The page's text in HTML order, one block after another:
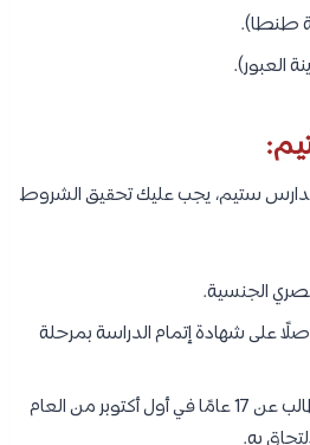
طنطا).
العبور).
ستيم، يجب عليك تحقيق الشروط
الجنسية.
على شهادة إتمام الدراسة بمرحلة
كما يجب ألا يزيد عمر الطالب عن 17 عامًا في أول أكتوبر من العام